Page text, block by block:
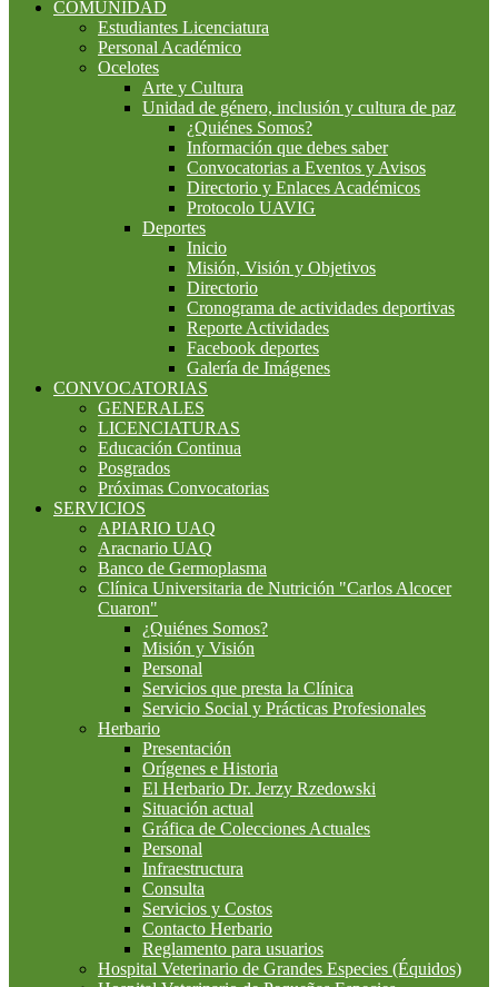
COMUNIDAD
Estudiantes Licenciatura
Personal Académico
Ocelotes
Arte y Cultura
Unidad de género, inclusión y cultura de paz
¿Quiénes Somos?
Información que debes saber
Convocatorias a Eventos y Avisos
Directorio y Enlaces Académicos
Protocolo UAVIG
Deportes
Inicio
Misión, Visión y Objetivos
Directorio
Cronograma de actividades deportivas
Reporte Actividades
Facebook deportes
Galería de Imágenes
CONVOCATORIAS
GENERALES
LICENCIATURAS
Educación Continua
Posgrados
Próximas Convocatorias
SERVICIOS
APIARIO UAQ
Aracnario UAQ
Banco de Germoplasma
Clínica Universitaria de Nutrición "Carlos Alcocer
Cuaron"
¿Quiénes Somos?
Misión y Visión
Personal
Servicios que presta la Clínica
Servicio Social y Prácticas Profesionales
Herbario
Presentación
Orígenes e Historia
El Herbario Dr. Jerzy Rzedowski
Situación actual
Gráfica de Colecciones Actuales
Personal
Infraestructura
Consulta
Servicios y Costos
Contacto Herbario
Reglamento para usuarios
Hospital Veterinario de Grandes Especies (Équidos)